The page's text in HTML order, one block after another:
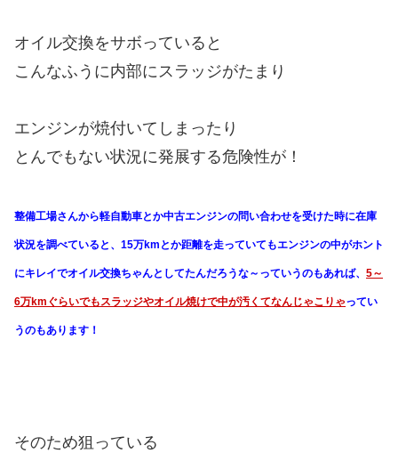
オイル交換をサボっていると
こんなふうに内部にスラッジがたまり
エンジンが焼付いてしまったり
とんでもない状況に発展する危険性が！
整備工場さんから軽自動車とか中古エンジンの問い合わせを受けた時に在庫
状況を調べていると、15万kmとか距離を走っていてもエンジンの中がホント
にキレイでオイル交換ちゃんとしてたんだろうな～っていうのもあれば、 5～
6万kmぐらいでもスラッジやオイル焼けで中が汚くてなんじゃこりゃってい
うのもあります！
そのため狙っている